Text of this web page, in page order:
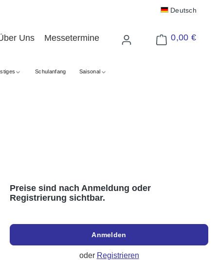
Deutsch
Uns Messetermine 0,00 €
Warenkorb enthält
Schulanfang Saisonal
Preise sind nach Anmeldung oder
Registrierung sichtbar.
Anmelden
oder Registrieren